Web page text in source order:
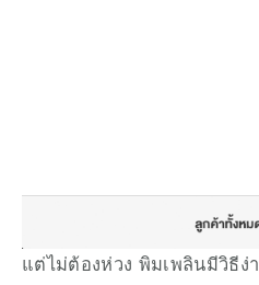
แต่ไม่ต้องห่วง พิมเพลินมีวิธี